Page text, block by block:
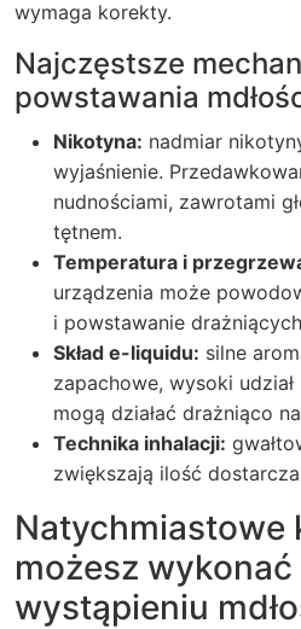
wymaga korekty.
Najczęstsze
powstawania
Nikotyna: nadmiar
wyjaśnienie.
nudnościami, zawrotami
tętnem.
Temperatura i
urządzenia może
i powstawanie
Skład e-liquidu: silne
zapachowe, wysoki
mogą działać drażniąco
Technika inhalacji:
zwiększają ilość
Natychmiastowe
możesz
wystąpieniu